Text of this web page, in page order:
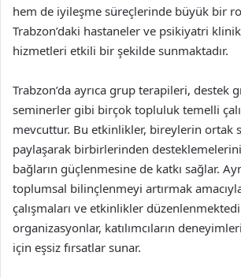
hem de iyileşme süreçlerinde büyük bir
Trabzon’daki hastaneler ve psikiyatri
hizmetleri etkili bir şekilde sunmaktadır.
Trabzon’da ayrıca grup terapileri, destek
seminerler gibi birçok topluluk temelli
mevcuttur. Bu etkinlikler, bireylerin ortak
paylaşarak birbirlerinden
bağların güçlenmesine de katkı sağlar.
toplumsal bilinçlenmeyi artırmak
çalışmaları ve etkinlikler
organizasyonlar, katılımcıların
için eşsiz fırsatlar sunar.